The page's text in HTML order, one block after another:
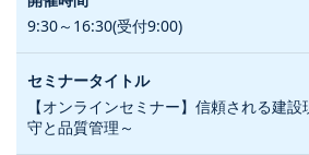
9:30～16:30(受付9:00)
【オンラインセミナー】信頼される建
守と品質管理～